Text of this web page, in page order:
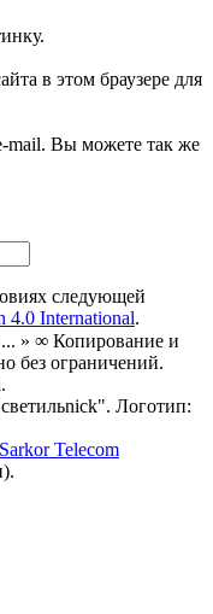
в этом браузере для
mail. Вы можете так же
следующей
4.0 International.
... » ∞ Копирование и
без ограничений.
Логотип:
Sarkor Telecom